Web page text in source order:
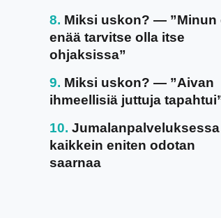
Miksi uskon? — ”Minun
enää tarvitse olla itse
ohjaksissa”
Miksi uskon? — ”Aivan
ihmeellisiä juttuja
Jumalanpalveluksessa
kaikkein eniten odotan
saarnaa